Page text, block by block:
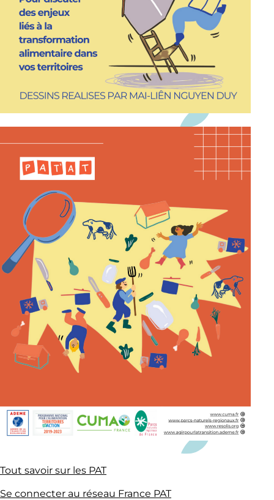
Tout savoir sur les PAT
Se connecter au réseau France PAT